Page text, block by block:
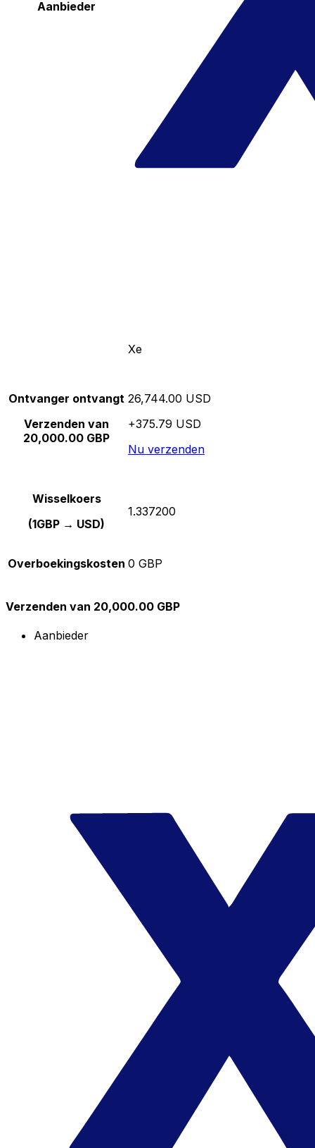
Aanbieder
Xe
Ontvanger ontvangt
Verzenden van
20,000.00 GBP
26,744.00 USD
+375.79 USD
Nu verzenden
Wisselkoers
(1GBP → USD)
1.337200
Overboekingskosten 0 GBP
Verzenden van 20,000.00 GBP
Aanbieder